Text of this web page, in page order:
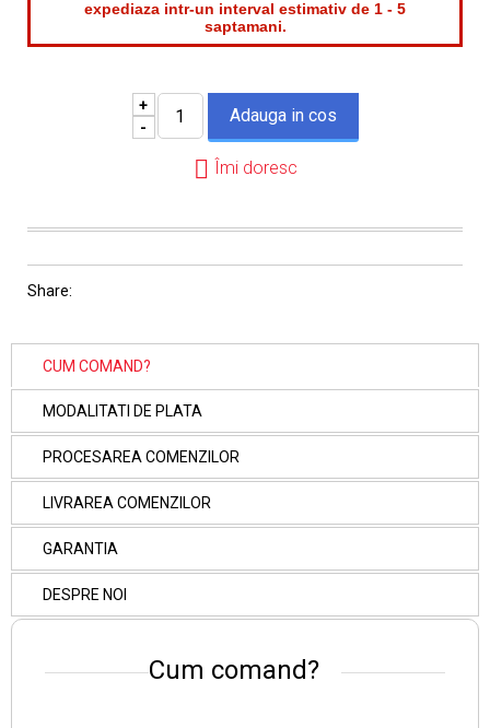
expediaza intr-un interval estimativ de 1 - 5
saptamani.
+
-
Îmi doresc
Share:
CUM COMAND?
MODALITATI DE PLATA
PROCESAREA COMENZILOR
LIVRAREA COMENZILOR
GARANTIA
DESPRE NOI
Cum comand?